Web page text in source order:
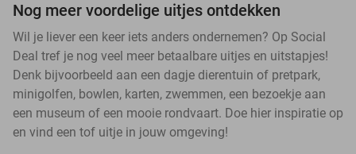
Nog meer voordelige uitjes ontdekken
Wil je liever een keer iets anders ondernemen? Op Social
Deal tref je nog veel meer betaalbare uitjes en uitstapjes!
Denk bijvoorbeeld aan een dagje dierentuin of pretpark,
minigolfen, bowlen, karten, zwemmen, een bezoekje aan
een museum of een mooie rondvaart. Doe hier inspiratie op
en vind een tof uitje in jouw omgeving!